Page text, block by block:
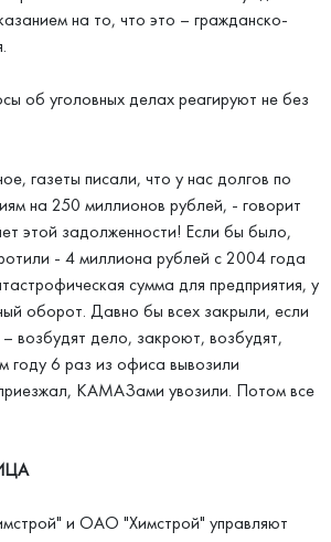
на то, что это – гражданско-
об уголовных делах реагируют не без
газеты писали, что у нас долгов по
на 250 миллионов рублей, - говорит
этой задолженности! Если бы было,
- 4 миллиона рублей с 2004 года
сумма для предприятия, у
оборот. Давно бы всех закрыли, если
возбудят дело, закроют, возбудят,
году 6 раз из офиса вывозили
КАМАЗами увозили. Потом все
и ОАО "Химстрой" управляют